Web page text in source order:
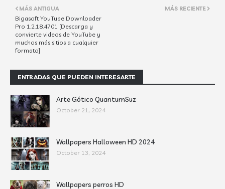
MÁS RECIENTE
MÁS ANTIGUA
Bigasoft YouTube Downloader
Pro 1.2.18.4701 [Descarga y
convierte videos de YouTube y
muchos más sitios a cualquier
formato]
ENTRADAS QUE PUEDEN INTERESARTE
Arte Gótico QuantumSuz
October 21, 2024
Wallpapers Halloween HD 2024
October 13, 2024
Wallpapers perros HD